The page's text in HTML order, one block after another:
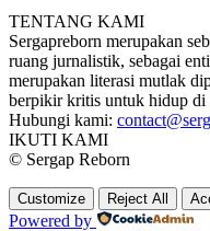
TENTANG KAMI
Sergapreborn merupakan
ruang jurnalistik, sebagai
merupakan literasi mutlak
berpikir kritis untuk hidup di
Hubungi kami:
IKUTI KAMI
© Sergap Reborn
Customize Reject All
Powered by